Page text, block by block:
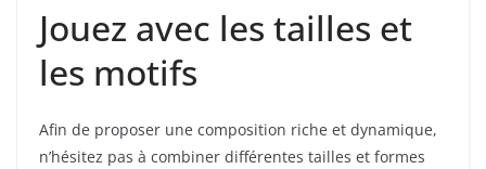
Jouez avec les tailles et
les motifs
Afin de proposer une composition riche et dynamique,
n’hésitez pas à combiner différentes tailles et formes